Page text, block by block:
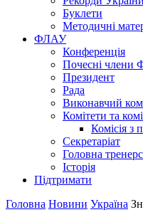
Буклети
Методичні
ФЛАУ
Конференція
Почесні члени
Президент
Рада
Виконавчий
Комітети та
Комісія з
Секретаріат
Головна
Історія
Підтримати
Головна Новини Україна